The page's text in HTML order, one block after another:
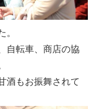
。
自転車、商店の協
酒もお振舞されて